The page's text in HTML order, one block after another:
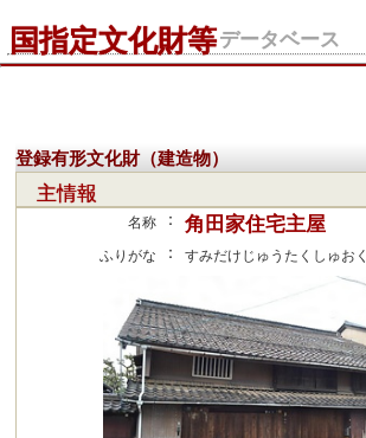
国指定文化財等データベース
登録有形文化財（建造物）
主情報
名称 ： 角田家住宅主屋
ふりがな ： すみだけじゅうたくしゅおく